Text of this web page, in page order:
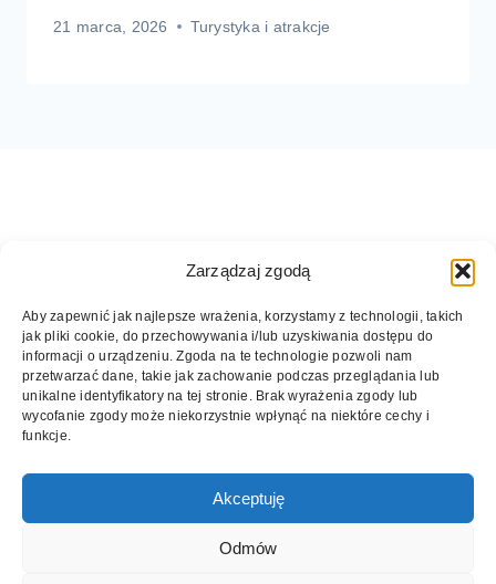
Zarządzaj zgodą
Aby zapewnić jak najlepsze wrażenia, korzystamy z technologii, takich
jak pliki cookie, do przechowywania i/lub uzyskiwania dostępu do
informacji o urządzeniu. Zgoda na te technologie pozwoli nam
przetwarzać dane, takie jak zachowanie podczas przeglądania lub
unikalne identyfikatory na tej stronie. Brak wyrażenia zgody lub
wycofanie zgody może niekorzystnie wpłynąć na niektóre cechy i
funkcje.
Akceptuję
Odmów
21 marca, 2026 Turystyka i atrakcje
© 2026 DZIWNOW.NET. Wszelkie prawa
zastrzeżone.
5 pomysłów na brzydką pogodę nad morzem
Aleja Gwiazd Sportu w Dziwnowie